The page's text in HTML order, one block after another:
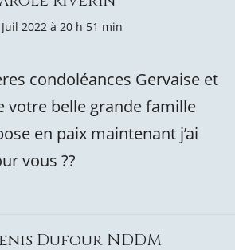
2022 à 20 h 51 min
condoléances Gervaise et
votre belle grande famille
en paix maintenant j’ai
vous ??
Dufour NDDM